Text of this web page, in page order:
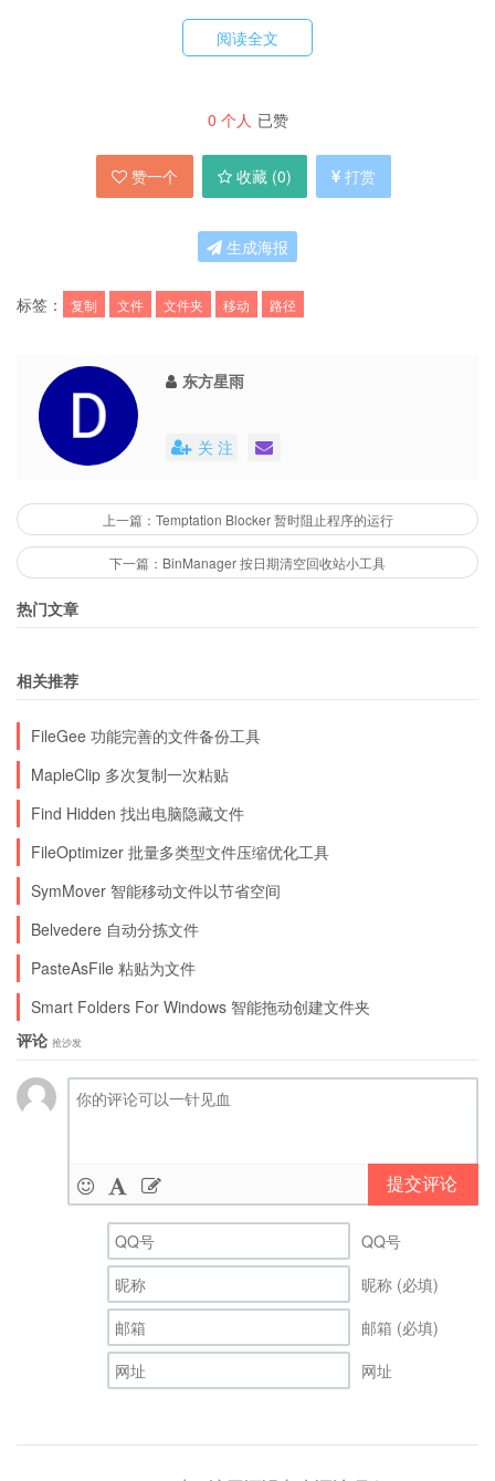
阅读全文
0 个人 已赞
赞一个 收藏 (0) 打赏
生成海报
标签： 复制 文件 文件夹 移动 路径
东方星雨
关 注
上一篇：Temptation Blocker 暂时阻止程序的运行
下一篇：BinManager 按日期清空回收站小工具
热门文章
相关推荐
FileGee 功能完善的文件备份工具
MapleClip 多次复制一次粘贴
Find Hidden 找出电脑隐藏文件
FileOptimizer 批量多类型文件压缩优化工具
SymMover 智能移动文件以节省空间
Belvedere 自动分拣文件
PasteAsFile 粘贴为文件
Smart Folders For Windows 智能拖动创建文件夹
评论 抢沙发
提交评论
QQ号
昵称 (必填)
邮箱 (必填)
网址